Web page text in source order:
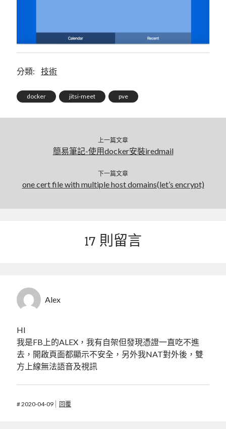
分類: 技術
docker jitsi-meet pve
上一篇文章
簡易筆記-使用docker安裝iredmail
下一篇文章
one cert file with multiple host domains(let’s encrypt)
17 則留言
Alex
HI
我是FB上的ALEX，我有自架但發現憑證一直吃不進
去，開啟頁面都顯示不安全，另外我NAT對外後，雙
方上線無法語音及視訊
#2020-04-09 回覆